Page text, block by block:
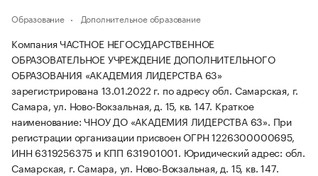
Образование Дополнительное образование
Компания ЧАСТНОЕ НЕГОСУДАРСТВЕННОЕ
ОБРАЗОВАТЕЛЬНОЕ УЧРЕЖДЕНИЕ ДОПОЛНИТЕЛЬНОГО
ОБРАЗОВАНИЯ «АКАДЕМИЯ ЛИДЕРСТВА 63»
зарегистрирована 13.01.2022 г. по адресу обл. Самарская, г.
Самара, ул. Ново-Вокзальная, д. 15, кв. 147. Краткое
наименование: ЧНОУ ДО «АКАДЕМИЯ ЛИДЕРСТВА 63». При
регистрации организации присвоен ОГРН 1226300000695,
ИНН 6319256375 и КПП 631901001. Юридический адрес: обл.
Самарская, г. Самара, ул. Ново-Вокзальная, д. 15, кв. 147.